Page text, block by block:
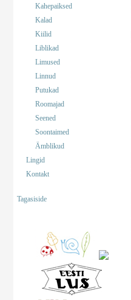
Kahepaiksed
Kalad
Kiilid
Liblikad
Limused
Linnud
Putukad
Roomajad
Seened
Soontaimed
Ämblikud
Lingid
Kontakt
Tagasiside